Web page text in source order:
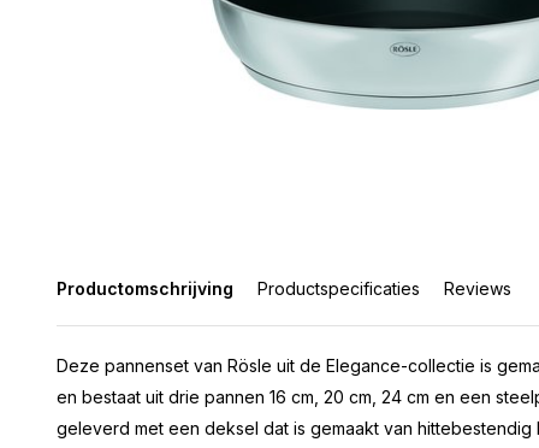
Productomschrijving Productspecificaties Reviews
Deze pannenset van Rösle uit de Elegance-collectie is
en bestaat uit drie pannen 16 cm, 20 cm, 24 cm en een
geleverd met een deksel dat is gemaakt van hittebestendig